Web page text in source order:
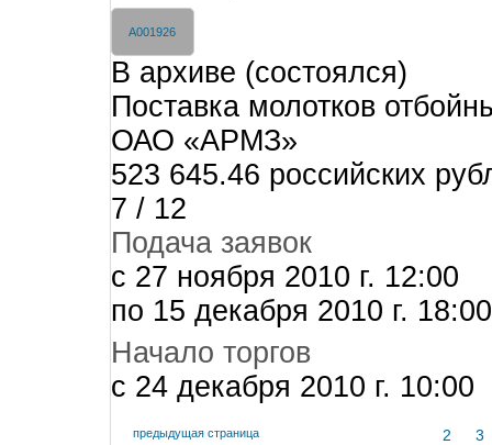
A001926
В архиве (состоялся)
Поставка молотков
ОАО «АРМЗ»
523 645.46 российских
7 / 12
Подача заявок
c 27 ноября 2010 г. 12:00
по 15 декабря 2010 г. 18:00
Начало торгов
c 24 декабря 2010 г. 10:00
предыдущая страница 2 3